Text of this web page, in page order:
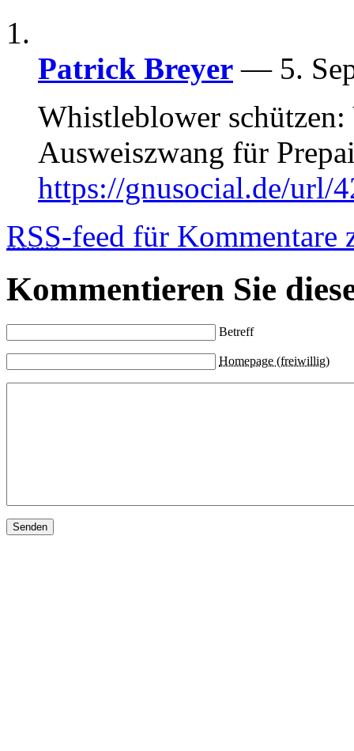
Patrick Breyer — 5.
Whistleblower schützen:
Ausweiszwang für
https://gnusocial.de/url/
RSS-feed für Kommentare
Kommentieren Sie
Betreff
Homepage (freiwillig)